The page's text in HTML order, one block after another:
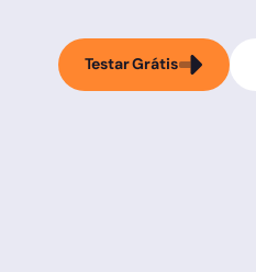
Testar Grátis